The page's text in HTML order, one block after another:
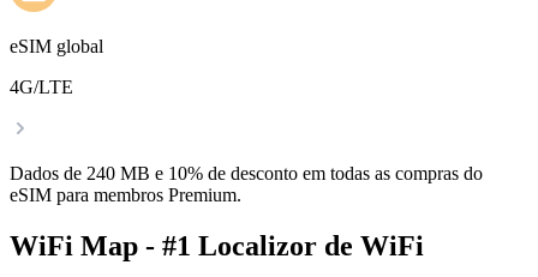
eSIM global
4G/LTE
Dados de 240 MB e 10% de desconto em todas as compras do
eSIM para membros Premium.
WiFi Map - #1 Localizor de WiFi